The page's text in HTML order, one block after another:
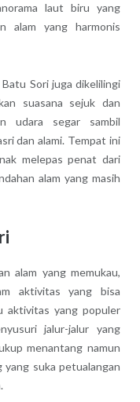
laut biru yang
alam yang harmonis
Sori juga dikelilingi
suasana sejuk dan
udara segar sambil
dan alami. Tempat ini
melepas penat dari
alam yang masih
alam yang memukau,
aktivitas yang bisa
aktivitas yang populer
jalur-jalur yang
menantang namun
yang suka petualangan